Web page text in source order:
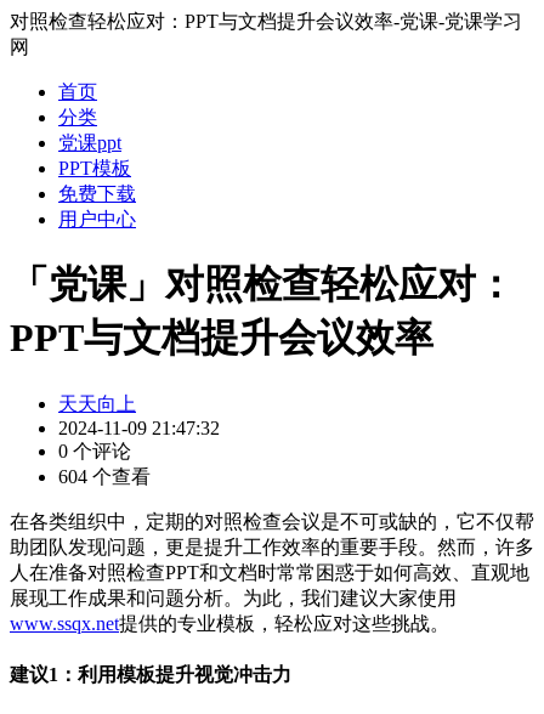
对照检查轻松应对：PPT与文档提升会议效率-党课-党课学习
网
首页
分类
党课ppt
PPT模板
免费下载
用户中心
「党课」对照检查轻松应对：
PPT与文档提升会议效率
天天向上
2024-11-09 21:47:32
0 个评论
604 个查看
在各类组织中，定期的对照检查会议是不可或缺的，它不仅帮
助团队发现问题，更是提升工作效率的重要手段。然而，许多
人在准备对照检查PPT和文档时常常困惑于如何高效、直观地
展现工作成果和问题分析。为此，我们建议大家使用
www.ssqx.net提供的专业模板，轻松应对这些挑战。
建议1：利用模板提升视觉冲击力